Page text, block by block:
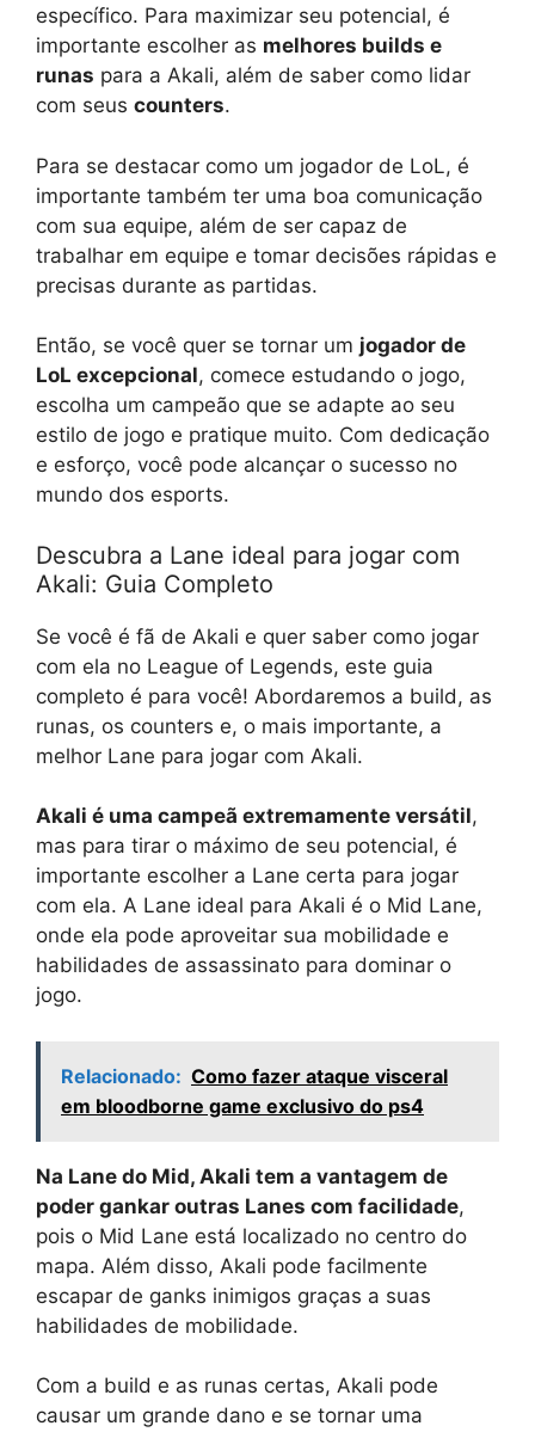
específico. Para maximizar seu potencial, é
importante escolher as melhores builds e
runas para a Akali, além de saber como lidar
com seus counters.
Para se destacar como um jogador de LoL, é
importante também ter uma boa comunicação
com sua equipe, além de ser capaz de
trabalhar em equipe e tomar decisões rápidas e
precisas durante as partidas.
Então, se você quer se tornar um jogador de
LoL excepcional, comece estudando o jogo,
escolha um campeão que se adapte ao seu
estilo de jogo e pratique muito. Com dedicação
e esforço, você pode alcançar o sucesso no
mundo dos esports.
Descubra a Lane ideal para jogar com
Akali: Guia Completo
Se você é fã de Akali e quer saber como jogar
com ela no League of Legends, este guia
completo é para você! Abordaremos a build, as
runas, os counters e, o mais importante, a
melhor Lane para jogar com Akali.
Akali é uma campeã extremamente versátil,
mas para tirar o máximo de seu potencial, é
importante escolher a Lane certa para jogar
com ela. A Lane ideal para Akali é o Mid Lane,
onde ela pode aproveitar sua mobilidade e
habilidades de assassinato para dominar o
jogo.
Relacionado: Como fazer ataque visceral
em bloodborne game exclusivo do ps4
Na Lane do Mid, Akali tem a vantagem de
poder gankar outras Lanes com facilidade,
pois o Mid Lane está localizado no centro do
mapa. Além disso, Akali pode facilmente
escapar de ganks inimigos graças a suas
habilidades de mobilidade.
Com a build e as runas certas, Akali pode
causar um grande dano e se tornar uma